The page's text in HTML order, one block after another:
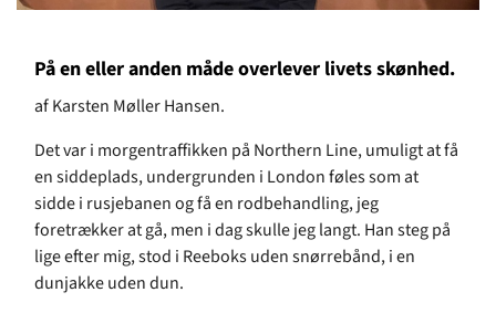
På en eller anden måde overlever livets skønhed.
af Karsten Møller Hansen.
Det var i morgentraffikken på Northern Line, umuligt at få
en siddeplads, undergrunden i London føles som at
sidde i rusjebanen og få en rodbehandling, jeg
foretrækker at gå, men i dag skulle jeg langt. Han steg på
lige efter mig, stod i Reeboks uden snørrebånd, i en
dunjakke uden dun.